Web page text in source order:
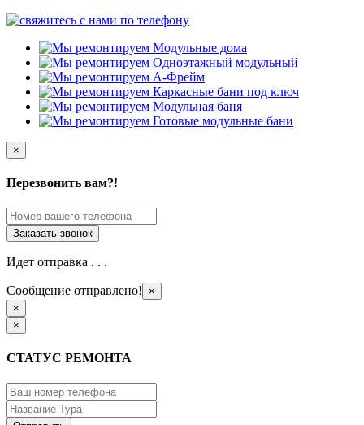
×
Перезвонить вам?!
Идет отправка . . .
Сообщение отправлено!
×
×
×
СТАТУС РЕМОНТА